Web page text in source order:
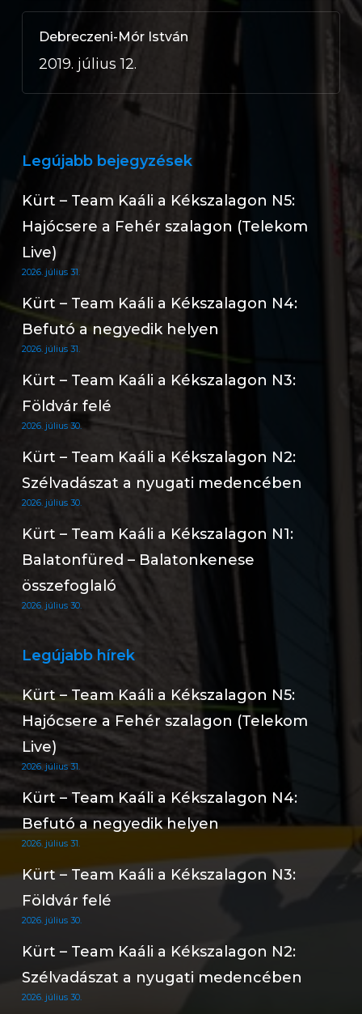
Debreczeni-Mór István
2019. július 12.
Legújabb bejegyzések
Kürt – Team Kaáli a Kékszalagon N5:
Hajócsere a Fehér szalagon (Telekom
Live)
2026. július 31.
Kürt – Team Kaáli a Kékszalagon N4:
Befutó a negyedik helyen
2026. július 31.
Kürt – Team Kaáli a Kékszalagon N3:
Földvár felé
2026. július 30.
Kürt – Team Kaáli a Kékszalagon N2:
Szélvadászat a nyugati medencében
2026. július 30.
Kürt – Team Kaáli a Kékszalagon N1:
Balatonfüred – Balatonkenese
összefoglaló
2026. július 30.
Legújabb hírek
Kürt – Team Kaáli a Kékszalagon N5:
Hajócsere a Fehér szalagon (Telekom
Live)
2026. július 31.
Kürt – Team Kaáli a Kékszalagon N4:
Befutó a negyedik helyen
2026. július 31.
Kürt – Team Kaáli a Kékszalagon N3:
Földvár felé
2026. július 30.
Kürt – Team Kaáli a Kékszalagon N2:
Szélvadászat a nyugati medencében
2026. július 30.